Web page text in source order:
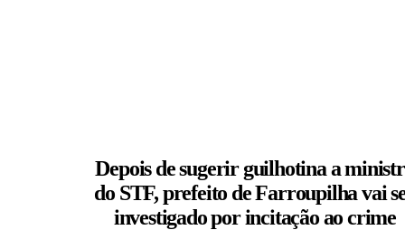
Depois de sugerir guilhotina a
do STF, prefeito de Farroupilha vai
investigado por incitação ao crime